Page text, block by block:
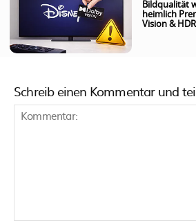
Bildqualität
heimlich
Vision &
Schreib einen Kommentar und